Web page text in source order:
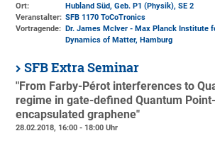
Ort:
Hubland Süd, Geb. P1 (Physik), SE 2
Veranstalter: SFB 1170 ToCoTronics
Vortragende: Dr. James McIver - Max Planck Institute
Dynamics of Matter, Hamburg
SFB Extra Seminar
"From Farby-Pérot interferences to
regime in gate-defined Quantum
encapsulated graphene"
28.02.2018, 16:00 - 18:00 Uhr